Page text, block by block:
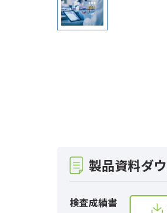
製品資料ダ
検査成績書